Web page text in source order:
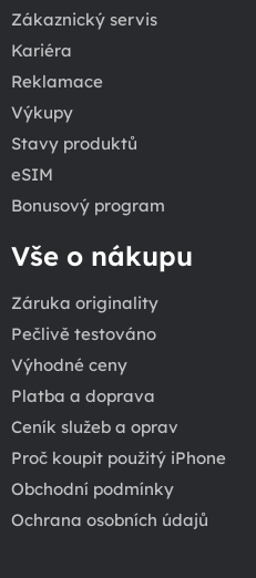
Zákaznický servis
Kariéra
Reklamace
Výkupy
Stavy produktů
eSIM
Bonusový program
Vše o nákupu
Záruka originality
Pečlivě testováno
Výhodné ceny
Platba a doprava
Ceník služeb a oprav
Proč koupit použitý iPhone
Obchodní podmínky
Ochrana osobních údajů